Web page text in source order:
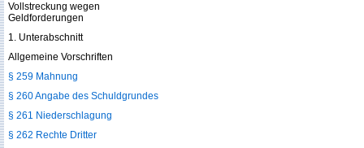
Vollstreckung wegen
Geldforderungen
1. Unterabschnitt
Allgemeine Vorschriften
§ 259 Mahnung
§ 260 Angabe des Schuldgrundes
§ 261 Niederschlagung
§ 262 Rechte Dritter